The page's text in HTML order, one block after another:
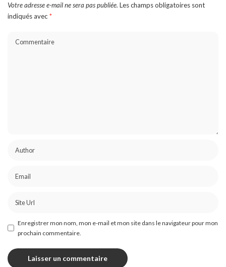
Votre adresse e-mail ne sera pas publiée. Les champs obligatoires sont
indiqués avec *
Enregistrer mon nom, mon e-mail et mon site dans le navigateur pour mon
prochain commentaire.